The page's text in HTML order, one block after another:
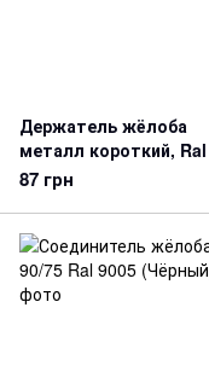
Держатель жёлоба
металл короткий, Ral
(Чёрный)
87 грн